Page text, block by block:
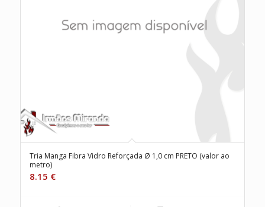
Tria Manga Fibra Vidro Reforçada Ø 1,0 cm PRETO (valor ao
metro)
8.15 €